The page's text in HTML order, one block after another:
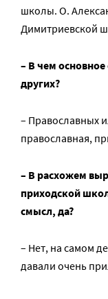
школы. О.
Димитриевской
– В чем
других?
– Православных
православная,
– В расхожем
приходской
смысл, да?
– Нет, на самом
давали очень